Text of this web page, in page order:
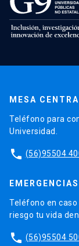
MESA
Teléfono para
Universidad.
phone (56)95504
Teléfono en
riesgo tu vida
phone (56)95504